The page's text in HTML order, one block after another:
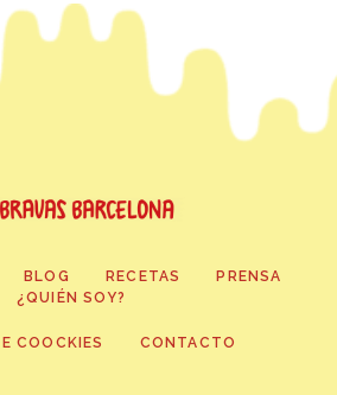
BLOG RECETAS
PRENSA
¿QUIÉN SOY?
COOCKIES CONTACTO